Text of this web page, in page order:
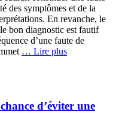
des symptômes et de la
En revanche, le
bon diagnostic est fautif
d’une faute de
… Lire plus
d’éviter une